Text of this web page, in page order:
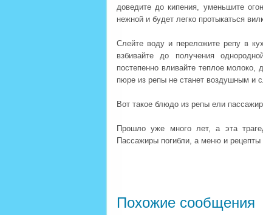
доведите до кипения, уменьшите
нежной и будет легко протыкаться
Слейте воду и переложите репу в
взбивайте до получения
постепенно вливайте теплое молоко,
пюре из репы не станет воздушным и
Вот такое блюдо из репы ели
Прошло уже много лет, а эта
Пассажиры погибли, а меню и
Похожие сообщения